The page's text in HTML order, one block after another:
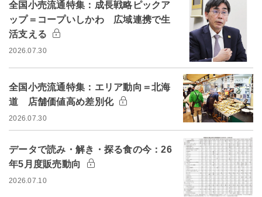
全国小売流通特集：成長戦略ピックア
ップ＝コープいしかわ 広域連携で生
活支える
2026.07.30
全国小売流通特集：エリア動向＝北海
道 店舗価値高め差別化
2026.07.30
データで読み・解き・探る食の今：26
年5月度販売動向
2026.07.10